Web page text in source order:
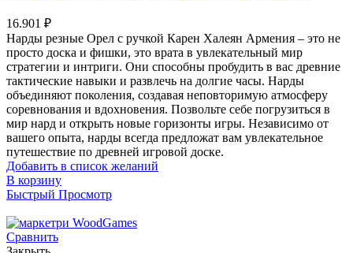
16.901 ₽
Нарды резные Орел с ручкой Карен Халеян Армения – это не
просто доска и фишки, это врата в увлекательный мир
стратегии и интриги. Они способны пробудить в вас древние
тактические навыки и развлечь на долгие часы. Нарды
объединяют поколения, создавая неповторимую атмосферу
соревнования и вдохновения. Позвольте себе погрузиться в
мир нард и открыть новые горизонты игры. Независимо от
вашего опыта, нарды всегда предложат вам увлекательное
путешествие по древней игровой доске.
Добавить в список желаний
В корзину
Быстрый Просмотр
Сравнить